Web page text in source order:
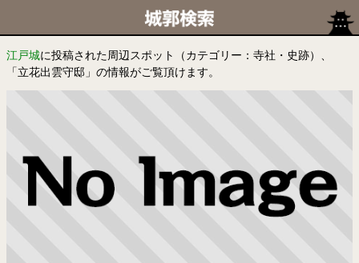
江戸城に投稿された周辺スポット（カテゴリー：寺社・史跡）、
「立花出雲守邸」の情報がご覧頂けます。